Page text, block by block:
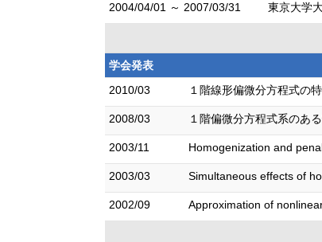
2004/04/01 ～ 2007/03/31 東京大学
学会発表
2010/03
１階線形偏微分方程式の
2008/03 １階偏微分方程式系のあ
2003/11 Homogenization and
2003/03 Simultaneous effects of
2002/09 Approximation of